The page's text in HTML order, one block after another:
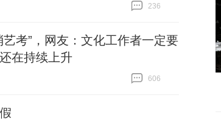
236
考”，网友：文化工作者一定要
在持续上升
606